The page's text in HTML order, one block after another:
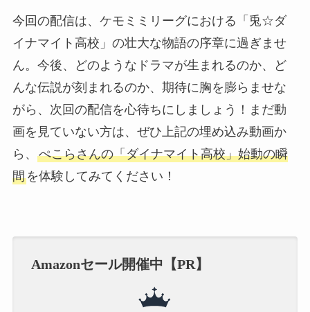
今回の配信は、ケモミミリーグにおける「兎☆ダ
イナマイト高校」の壮大な物語の序章に過ぎませ
ん。今後、どのようなドラマが生まれるのか、ど
んな伝説が刻まれるのか、期待に胸を膨らませな
がら、次回の配信を心待ちにしましょう！まだ動
画を見ていない方は、ぜひ上記の埋め込み動画か
ら、 ぺこらさんの「ダイナマイト高校」始動の瞬
間を体験してみてください！
Amazonセール開催中【PR】